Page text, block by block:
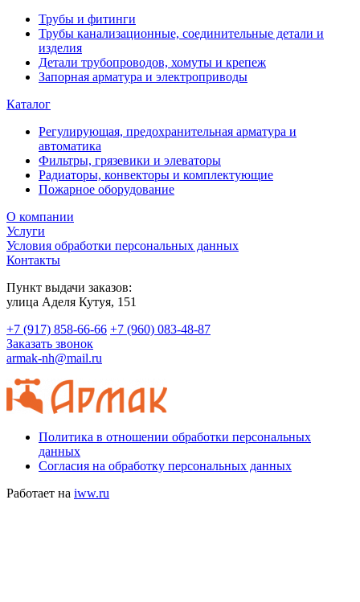
Трубы и фитинги
Трубы канализационные, соединительные детали и
изделия
Детали трубопроводов, хомуты и крепеж
Запорная арматура и электроприводы
Каталог
Регулирующая, предохранительная арматура и
автоматика
Фильтры, грязевики и элеваторы
Радиаторы, конвекторы и комплектующие
Пожарное оборудование
О компании
Услуги
Условия обработки персональных данных
Контакты
Пункт выдачи заказов:
​улица Аделя Кутуя, 151
+7 (917) 858-66-66 +7 (960) 083-48-87
Заказать звонок
armak-nh@mail.ru
Политика в отношении обработки персональных
данных
Согласия на обработку персональных данных
Работает на iww.ru